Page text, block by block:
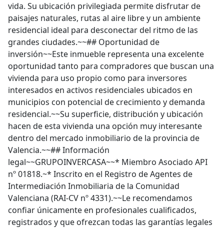
vida. Su ubicación privilegiada permite disfrutar de
paisajes naturales, rutas al aire libre y un ambiente
residencial ideal para desconectar del ritmo de las
grandes ciudades.~~## Oportunidad de
inversión~~Este inmueble representa una excelente
oportunidad tanto para compradores que buscan una
vivienda para uso propio como para inversores
interesados en activos residenciales ubicados en
municipios con potencial de crecimiento y demanda
residencial.~~Su superficie, distribución y ubicación
hacen de esta vivienda una opción muy interesante
dentro del mercado inmobiliario de la provincia de
Valencia.~~## Información
legal~~GRUPOINVERCASA~~* Miembro Asociado API
nº 01818.~* Inscrito en el Registro de Agentes de
Intermediación Inmobiliaria de la Comunidad
Valenciana (RAI-CV nº 4331).~~Le recomendamos
confiar únicamente en profesionales cualificados,
registrados y que ofrezcan todas las garantías legales